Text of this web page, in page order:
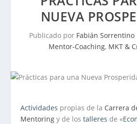
NUEVA
Publicado por Fabián Sorrentino
Mentor-Coaching, MKT &
Actividades propias de la Carrera
Mentoring y de lostalleres de «